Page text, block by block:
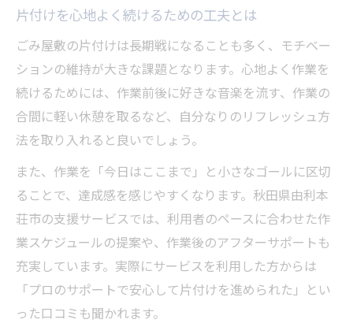
片付けを心地よく続けるための工夫とは
ごみ屋敷の片付けは長期戦になることも多く、モチベー
ションの維持が大きな課題となります。心地よく作業を
続けるためには、作業前後に好きな音楽を流す、作業の
合間に軽い休憩を取るなど、自分なりのリフレッシュ方
法を取り入れると良いでしょう。
また、作業を「今日はここまで」と小さなゴールに区切
ることで、達成感を感じやすくなります。秋田県由利本
荘市の支援サービスでは、利用者のペースに合わせた作
業スケジュールの提案や、作業後のアフターサポートも
充実しています。実際にサービスを利用した方からは
「プロのサポートで安心して片付けを進められた」とい
った口コミも聞かれます。